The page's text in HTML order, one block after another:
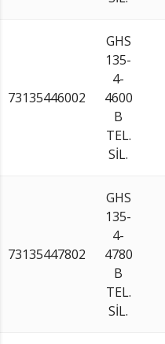
73135446002
GHS
135-
4-
4600
B
TEL.
SİL.
73135447802
GHS
135-
4-
4780
B
TEL.
SİL.